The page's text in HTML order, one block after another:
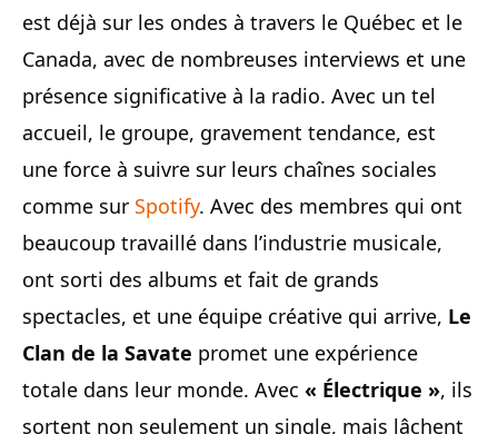
est déjà sur les ondes à travers le Québec et le
Canada, avec de nombreuses interviews et une
présence significative à la radio. Avec un tel
accueil, le groupe, gravement tendance, est
une force à suivre sur leurs chaînes sociales
comme sur Spotify. Avec des membres qui ont
beaucoup travaillé dans l’industrie musicale,
ont sorti des albums et fait de grands
spectacles, et une équipe créative qui arrive, Le
Clan de la Savate promet une expérience
totale dans leur monde. Avec « Électrique », ils
sortent non seulement un single, mais lâchent